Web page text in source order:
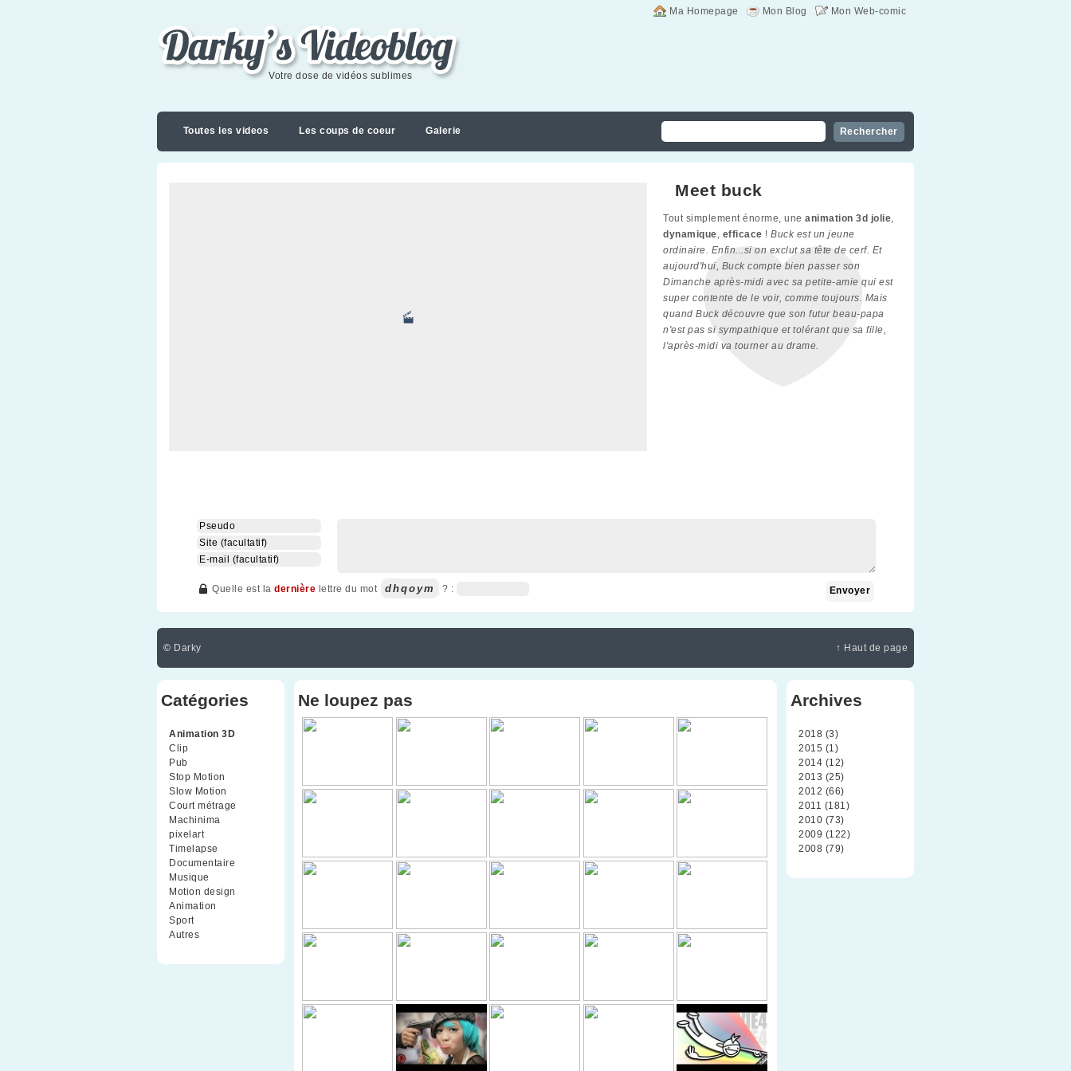
Mon Web-comic
Mon Blog
Ma Homepage
Darky's videoblog
Votre dose de vidéos sublimes
Toutes les videos Les coups de coeur Galerie
Meet buck
Tout simplement énorme, une animation 3d jolie,
dynamique, efficace ! Buck est un jeune
ordinaire. Enfin...si on exclut sa tête de cerf. Et
aujourd'hui, Buck compte bien passer son
Dimanche après-midi avec sa petite-amie qui est
super contente de le voir, comme toujours. Mais
quand Buck découvre que son futur beau-papa
n'est pas si sympathique et tolérant que sa fille,
l'après-midi va tourner au drame.
Quelle est la dernière lettre du mot dhqoym ? :
© Darky ↑ Haut de page
Catégories
Animation 3D
Clip
Pub
Stop Motion
Slow Motion
Court métrage
Machinima
pixelart(10)
Timelapse
Documentaire
Musique
Motion design
Animation
Sport(2)
Autres
Ne loupez pas Archives
2018 (3)
2015 (1)
2014 (12)
2013 (25)
2012 (66)
2011 (181)
2010 (73)
2009 (122)
2008 (79)